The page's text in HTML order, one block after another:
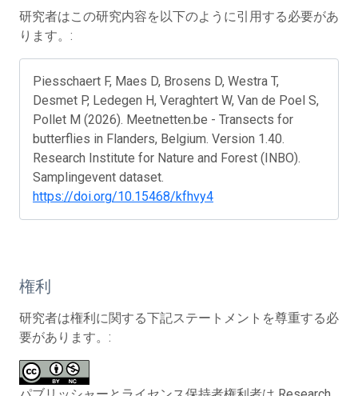
研究者はこの研究内容を以下のように引用する必要があ
ります。:
Piesschaert F, Maes D, Brosens D, Westra T,
Desmet P, Ledegen H, Veraghtert W, Van de Poel S,
Pollet M (2026). Meetnetten.be - Transects for
butterflies in Flanders, Belgium. Version 1.40.
Research Institute for Nature and Forest (INBO).
Samplingevent dataset.
https://doi.org/10.15468/kfhvy4
権利
研究者は権利に関する下記ステートメントを尊重する必
要があります。: